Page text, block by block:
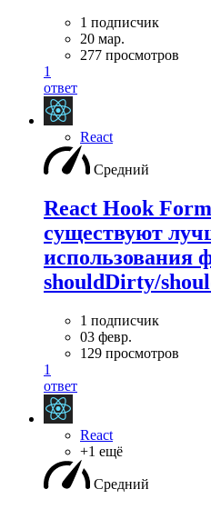
1 подписчик
20 мар.
277 просмотров
1
ответ
React
Средний
React Hook
существуют
использования
shouldDirty/
1 подписчик
03 февр.
129 просмотров
1
ответ
React
+1 ещё
Средний